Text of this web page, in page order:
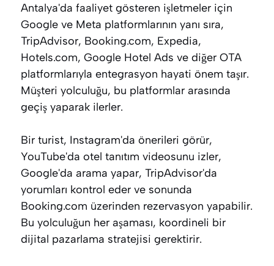
Antalya'da faaliyet gösteren işletmeler için
Google ve Meta platformlarının yanı sıra,
TripAdvisor, Booking.com, Expedia,
Hotels.com, Google Hotel Ads ve diğer OTA
platformlarıyla entegrasyon hayati önem taşır.
Müşteri yolculuğu, bu platformlar arasında
geçiş yaparak ilerler.
Bir turist, Instagram'da önerileri görür,
YouTube'da otel tanıtım videosunu izler,
Google'da arama yapar, TripAdvisor'da
yorumları kontrol eder ve sonunda
Booking.com üzerinden rezervasyon yapabilir.
Bu yolculuğun her aşaması, koordineli bir
dijital pazarlama stratejisi gerektirir.